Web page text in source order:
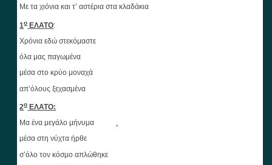
Με τα χιόνια και τ’ αστέρια στα κλαδάκια
1οΕΛΑΤΟ:
Χρόνια εδώ στεκόμαστε
όλα μας παγωμένα
μέσα στο κρύο μοναχά
απ’όλους ξεχασμένα
2οΕΛΑΤΟ:
Μα ένα μεγάλο μήνυμα .
μέσα στη νύχτα ήρθε
σ’όλο τον κόσμο απλώθηκε